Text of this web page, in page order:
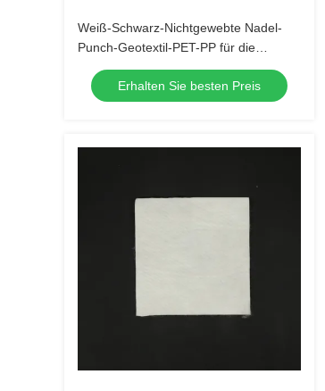
Weiß-Schwarz-Nichtgewebte Nadel-
Punch-Geotextil-PET-PP für die
Straße-Hochstraße-Eisenbahn
Erhalten Sie besten Preis